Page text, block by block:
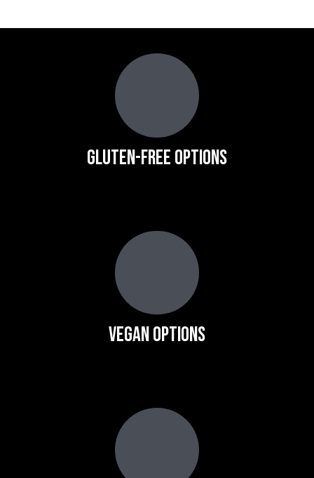
Gluten-Free Options
Vegan Options